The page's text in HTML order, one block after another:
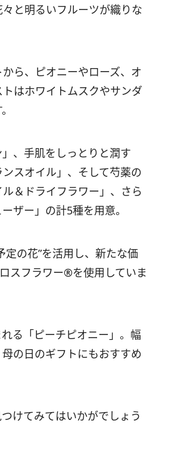
と明るいフルーツが織りな
ら、ピオニーやローズ、オ
はホワイトムスクやサンダ
、手肌をしっとりと潤す
スオイル」、そして芍薬の
＆ドライフラワー」、さら
ザー」の計5種を用意。
定の花”を活用し、新たな価
スフラワー®を使用していま
る「ピーチピオニー」。幅
の日のギフトにもおすすめ
けてみてはいかがでしょう